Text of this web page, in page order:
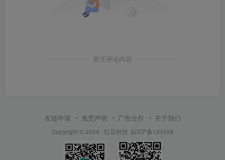
暂无评论内容
友链申请 免责声明 广告合作 关于我们
Copyright © 2024 · 红豆科技 皖ICP备123456